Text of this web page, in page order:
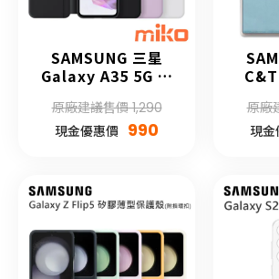
SAMSUNG 三星
Galaxy A35 5G 卡
原廠建議售價 1,290
現金優惠價 990
原廠
現金